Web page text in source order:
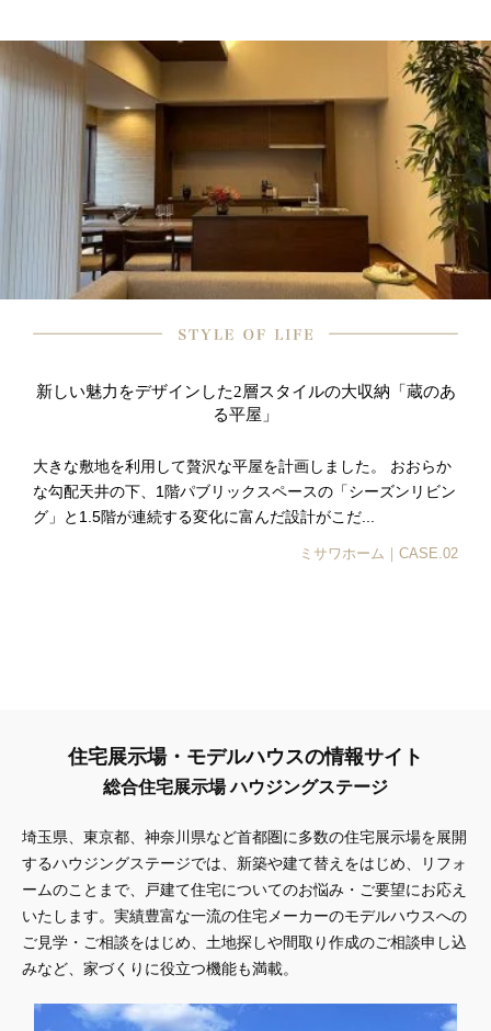
新しい魅力をデザインした2層スタイルの大収納「蔵のあ
る平屋」
大きな敷地を利用して贅沢な平屋を計画しました。 おおらか
な勾配天井の下、1階パブリックスペースの「シーズンリビン
グ」と1.5階が連続する変化に富んだ設計がこだ...
ミサワホーム｜CASE.02
住宅展示場・モデルハウスの情報サイト
総合住宅展示場 ハウジングステージ
埼玉県、東京都、神奈川県など首都圏に多数の住宅展示場を展開
するハウジングステージでは、新築や建て替えをはじめ、リフォ
ームのことまで、戸建て住宅についてのお悩み・ご要望にお応え
いたします。実績豊富な一流の住宅メーカーのモデルハウスへの
ご見学・ご相談をはじめ、土地探しや間取り作成のご相談申し込
みなど、家づくりに役立つ機能も満載。